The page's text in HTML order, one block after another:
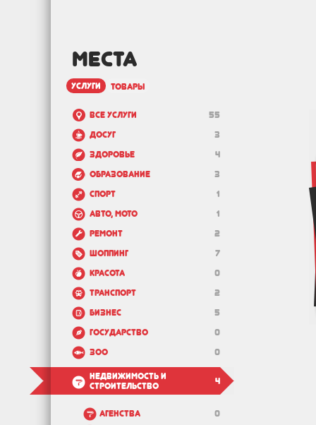
МЕСТА
услуги товары
55
Все услуги
3
Досуг
4
Здоровье
3
Образование
1
Спорт
1
Авто, мото
2
Ремонт
7
Шоппинг
0
Красота
2
Транспорт
5
Бизнес
0
Государство
0
Зоо
4
Недвижимость и
строительство
0
Агенства